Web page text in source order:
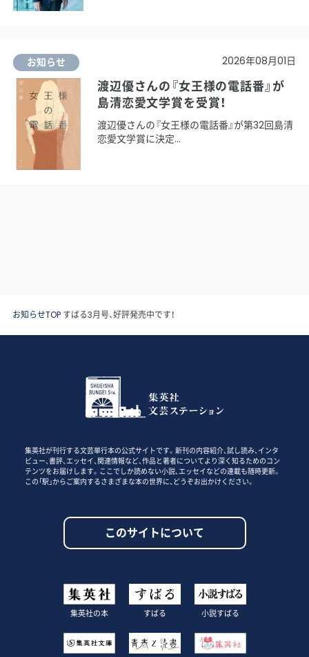
お知らせ 2026年08月01日
渡辺優さんの『女王様の電話番』が
島清恋愛文学賞を受賞！
渡辺優さんの『女王様の電話番』が第32回島清
恋愛文学賞に決定
お知らせTOP すばる3月号、好評発売中です！
集英社が刊行する文芸単行本の公式サイトです。新刊の内容紹介、試し読み、インタ
ビュー、書評、エッセイ、関連情報など、作品と著者についてより深く知るためのコン
テンツをお届けします。ここでしか読めない小説、エッセイなどの連載も随時更新。
この「駅」からご案内するさまざまな本の世界に、どうぞお出かけください。
このサイトについて
集英社の本 すばる 小説すばる